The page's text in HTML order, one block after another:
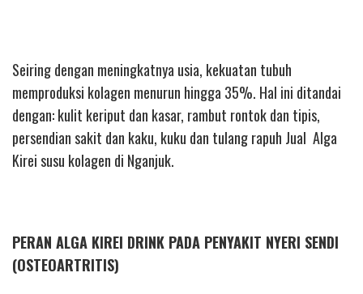
Seiring dengan meningkatnya usia, kekuatan tubuh
memproduksi kolagen menurun hingga 35%. Hal ini ditandai
dengan: kulit keriput dan kasar, rambut rontok dan tipis,
persendian sakit dan kaku, kuku dan tulang rapuh Jual Alga
Kirei susu kolagen di Nganjuk.
PERAN ALGA KIREI DRINK PADA PENYAKIT NYERI SENDI
(OSTEOARTRITIS)